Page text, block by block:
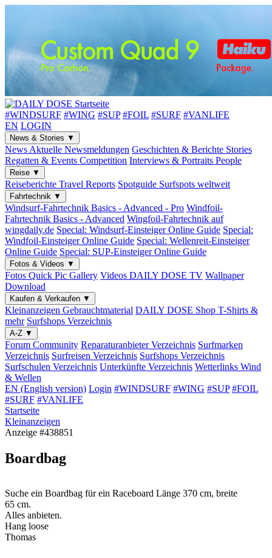
#WINDSURF #WING #SUP #FOIL #SURF #VANLIFE
EN LOGIN
News & Stories ▼
News Aktuelle Newsmeldungen Geschichten & Berichte Stories
Regatten & Events Competition Interviews & Portraits People
Reise ▼
Reiseberichte Travel Reports Spotguide Surfspots weltweit
Fahrtechnik ▼
Windsurf-Fahrtechnik Basics - Advanced - Pro Windfoil-
Fahrtechnik Basics - Advanced Wingfoil-Fahrtechnik auf
wingdaily.de Special: Windsurf-EinsteigerOnline Guide Special:
Windfoil-EinsteigerOnline Guide Special: Wellenreit-Einsteiger
Online Guide Special: SUP-EinsteigerOnline Guide
Fotos & Videos ▼
Fotos Quick Pic Gallery Videos DAILY DOSE TV Wallpaper
Download
Kaufen & Verkaufen ▼
Kleinanzeigen Gebrauchtmaterial DAILY DOSE Shop T-Shirts &
mehr Surfshops Verzeichnis
A-Z ▼
Forum Community ReparaturanbieterVerzeichnis Surfmarken
Verzeichnis Surfreisen Verzeichnis Surfshops Verzeichnis
Surfschulen Verzeichnis Unterkünfte Verzeichnis Wetterlinks Wind
& Wellen
EN (English version) Login #WINDSURF #WING #SUP #FOIL
#SURF #VANLIFE
Startseite
Kleinanzeigen
Anzeige #438851
Boardbag
Suche ein Boardbag für ein Raceboard Länge 370 cm, breite
65 cm.
Alles anbieten.
Hang loose
Thomas